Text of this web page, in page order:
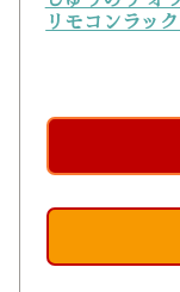
リモコンラッ